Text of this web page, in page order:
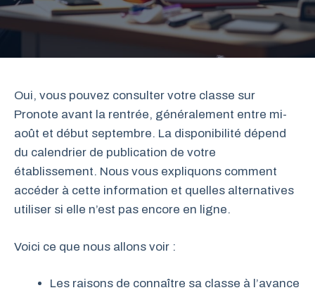
Oui, vous pouvez consulter votre classe sur
Pronote avant la rentrée, généralement entre mi-
août et début septembre. La disponibilité dépend
du calendrier de publication de votre
établissement. Nous vous expliquons comment
accéder à cette information et quelles alternatives
utiliser si elle n’est pas encore en ligne.
Voici ce que nous allons voir :
Les raisons de connaître sa classe à l’avance